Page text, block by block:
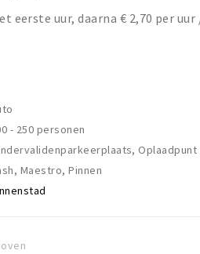
eerste uur, daarna € 2,70 per
- 250 personen
Maestro, Pinnen